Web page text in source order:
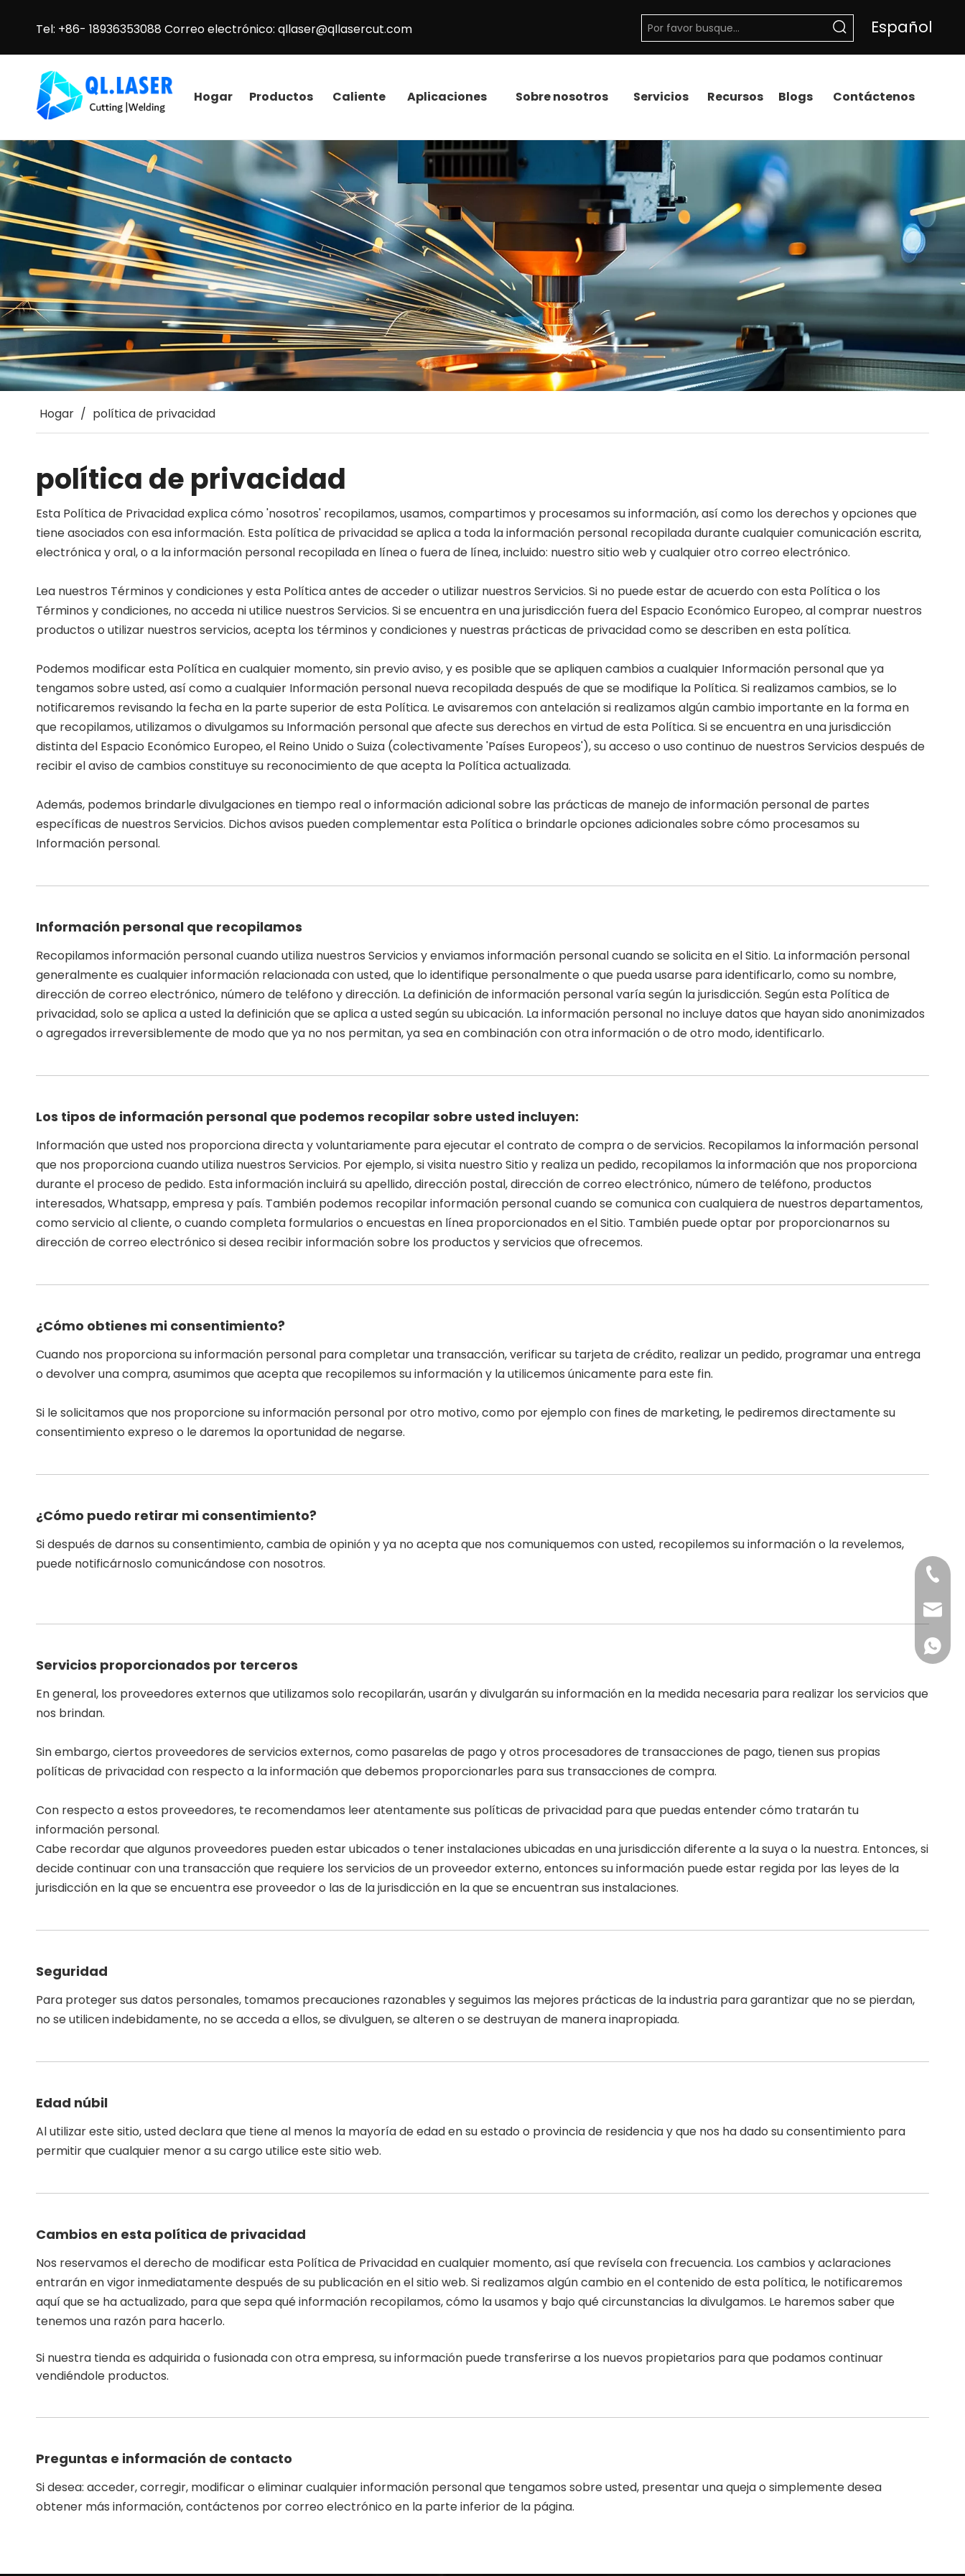
Tel: +86- 18936353088 Correo electrónico: qllaser@qllasercut.com Español
Hogar Productos Caliente Aplicaciones Sobre nosotros Servicios Recursos Blogs Contáctenos
Hogar / política de privacidad
política de privacidad
Esta Política de Privacidad explica cómo 'nosotros' recopilamos, usamos, compartimos y procesamos su información, así como los derechos y opciones que
tiene asociados con esa información. Esta política de privacidad se aplica a toda la información personal recopilada durante cualquier comunicación escrita,
electrónica y oral, o a la información personal recopilada en línea o fuera de línea, incluido: nuestro sitio web y cualquier otro correo electrónico.
Lea nuestros Términos y condiciones y esta Política antes de acceder o utilizar nuestros Servicios. Si no puede estar de acuerdo con esta Política o los
Términos y condiciones, no acceda ni utilice nuestros Servicios. Si se encuentra en una jurisdicción fuera del Espacio Económico Europeo, al comprar nuestros
productos o utilizar nuestros servicios, acepta los términos y condiciones y nuestras prácticas de privacidad como se describen en esta política.
Podemos modificar esta Política en cualquier momento, sin previo aviso, y es posible que se apliquen cambios a cualquier Información personal que ya
tengamos sobre usted, así como a cualquier Información personal nueva recopilada después de que se modifique la Política. Si realizamos cambios, se lo
notificaremos revisando la fecha en la parte superior de esta Política. Le avisaremos con antelación si realizamos algún cambio importante en la forma en
que recopilamos, utilizamos o divulgamos su Información personal que afecte sus derechos en virtud de esta Política. Si se encuentra en una jurisdicción
distinta del Espacio Económico Europeo, el Reino Unido o Suiza (colectivamente 'Países Europeos'), su acceso o uso continuo de nuestros Servicios después de
recibir el aviso de cambios constituye su reconocimiento de que acepta la Política actualizada.
Además, podemos brindarle divulgaciones en tiempo real o información adicional sobre las prácticas de manejo de información personal de partes
específicas de nuestros Servicios. Dichos avisos pueden complementar esta Política o brindarle opciones adicionales sobre cómo procesamos su
Información personal.
Información personal que recopilamos
Recopilamos información personal cuando utiliza nuestros Servicios y enviamos información personal cuando se solicita en el Sitio. La información personal
generalmente es cualquier información relacionada con usted, que lo identifique personalmente o que pueda usarse para identificarlo, como su nombre,
dirección de correo electrónico, número de teléfono y dirección. La definición de información personal varía según la jurisdicción. Según esta Política de
privacidad, solo se aplica a usted la definición que se aplica a usted según su ubicación. La información personal no incluye datos que hayan sido anonimizados
o agregados irreversiblemente de modo que ya no nos permitan, ya sea en combinación con otra información o de otro modo, identificarlo.
Los tipos de información personal que podemos recopilar sobre usted incluyen:
Información que usted nos proporciona directa y voluntariamente para ejecutar el contrato de compra o de servicios. Recopilamos la información personal
que nos proporciona cuando utiliza nuestros Servicios. Por ejemplo, si visita nuestro Sitio y realiza un pedido, recopilamos la información que nos proporciona
durante el proceso de pedido. Esta información incluirá su apellido, dirección postal, dirección de correo electrónico, número de teléfono, productos
interesados, Whatsapp, empresa y país. También podemos recopilar información personal cuando se comunica con cualquiera de nuestros departamentos,
como servicio al cliente, o cuando completa formularios o encuestas en línea proporcionados en el Sitio. También puede optar por proporcionarnos su
dirección de correo electrónico si desea recibir información sobre los productos y servicios que ofrecemos.
¿Cómo obtienes mi consentimiento?
Cuando nos proporciona su información personal para completar una transacción, verificar su tarjeta de crédito, realizar un pedido, programar una entrega
o devolver una compra, asumimos que acepta que recopilemos su información y la utilicemos únicamente para este fin.
Si le solicitamos que nos proporcione su información personal por otro motivo, como por ejemplo con fines de marketing, le pediremos directamente su
consentimiento expreso o le daremos la oportunidad de negarse.
¿Cómo puedo retirar mi consentimiento?
Si después de darnos su consentimiento, cambia de opinión y ya no acepta que nos comuniquemos con usted, recopilemos su información o la revelemos,
puede notificárnoslo comunicándose con nosotros.
Servicios proporcionados por terceros
En general, los proveedores externos que utilizamos solo recopilarán, usarán y divulgarán su información en la medida necesaria para realizar los servicios que
nos brindan.
Sin embargo, ciertos proveedores de servicios externos, como pasarelas de pago y otros procesadores de transacciones de pago, tienen sus propias
políticas de privacidad con respecto a la información que debemos proporcionarles para sus transacciones de compra.
Con respecto a estos proveedores, te recomendamos leer atentamente sus políticas de privacidad para que puedas entender cómo tratarán tu
información personal.
Cabe recordar que algunos proveedores pueden estar ubicados o tener instalaciones ubicadas en una jurisdicción diferente a la suya o la nuestra. Entonces, si
decide continuar con una transacción que requiere los servicios de un proveedor externo, entonces su información puede estar regida por las leyes de la
jurisdicción en la que se encuentra ese proveedor o las de la jurisdicción en la que se encuentran sus instalaciones.
Seguridad
Para proteger sus datos personales, tomamos precauciones razonables y seguimos las mejores prácticas de la industria para garantizar que no se pierdan,
no se utilicen indebidamente, no se acceda a ellos, se divulguen, se alteren o se destruyan de manera inapropiada.
Edad núbil
Al utilizar este sitio, usted declara que tiene al menos la mayoría de edad en su estado o provincia de residencia y que nos ha dado su consentimiento para
permitir que cualquier menor a su cargo utilice este sitio web.
Cambios en esta política de privacidad
Nos reservamos el derecho de modificar esta Política de Privacidad en cualquier momento, así que revísela con frecuencia. Los cambios y aclaraciones
entrarán en vigor inmediatamente después de su publicación en el sitio web. Si realizamos algún cambio en el contenido de esta política, le notificaremos
aquí que se ha actualizado, para que sepa qué información recopilamos, cómo la usamos y bajo qué circunstancias la divulgamos. Le haremos saber que
tenemos una razón para hacerlo.
Si nuestra tienda es adquirida o fusionada con otra empresa, su información puede transferirse a los nuevos propietarios para que podamos continuar
vendiéndole productos.
Preguntas e información de contacto
Si desea: acceder, corregir, modificar o eliminar cualquier información personal que tengamos sobre usted, presentar una queja o simplemente desea
obtener más información, contáctenos por correo electrónico en la parte inferior de la página.
+
+86